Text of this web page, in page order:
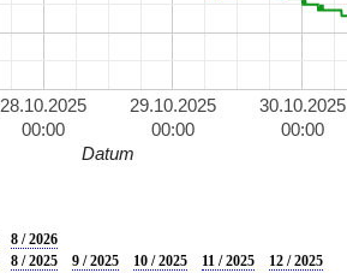
28.10.2025
00:00
29.10.2025
00:00
30.10.2025
00:00
Datum
8 / 2026
8 / 2025 9 / 2025 10 / 2025 11 / 2025
12 / 2025